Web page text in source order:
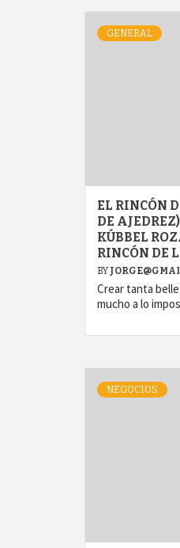
GENERAL
EL RINCÓN
DE
KÚBBEL
RINCÓN DE
BY
Crear tanta
mucho a lo
NEGOCIOS